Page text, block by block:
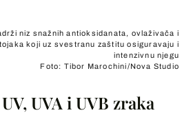
niz snažnih antioksidanata, ovlaživača i
koji uz svestranu zaštitu osiguravaju i
intenzivnu njegu
Foto: Tibor Marochini/Nova Studio
UVA i UVB zraka